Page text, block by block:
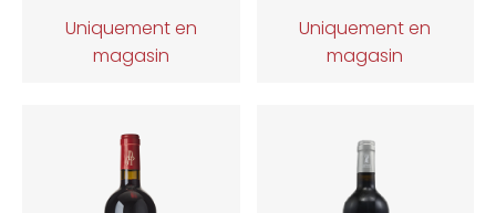
Uniquement en
magasin
Uniquement en
magasin